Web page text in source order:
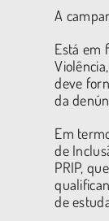
A
Está em
deve
da
Em
de
PRIP,
de